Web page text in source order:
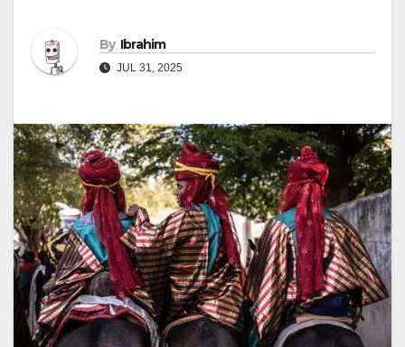
By Ibrahim
JUL 31, 2025